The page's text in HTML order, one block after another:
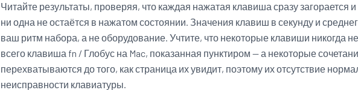
Читайте результаты, проверяя, что каждая нажатая клавиша сразу загорается и
ни одна не остаётся в нажатом состоянии. Значения клавиш в секунду и
ваш ритм набора, а не оборудование. Учтите, что некоторые клавиши никогда
всего клавиша fn / Глобус на Mac, показанная пунктиром — а некоторые
перехватываются до того, как страница их увидит, поэтому их отсутствие
неисправности клавиатуры.